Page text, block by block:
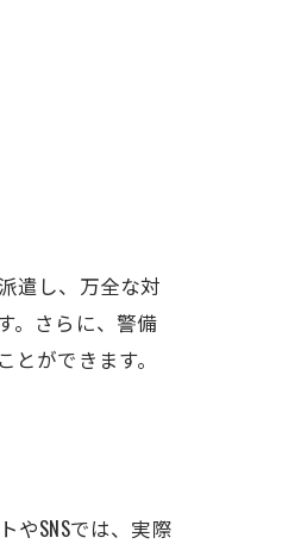
遣し、万全な対
。さらに、警備
ができます。
SNSでは、実際